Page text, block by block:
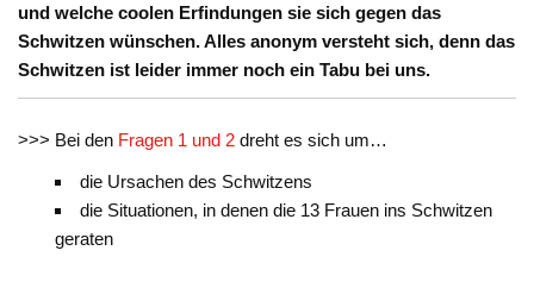
und welche coolen Erfindungen sie sich gegen das
Schwitzen wünschen. Alles anonym versteht sich, denn das
Schwitzen ist leider immer noch ein Tabu bei uns.
>>> Bei den Fragen 1 und 2dreht es sich um…
die Ursachen des Schwitzens
die Situationen, in denen die 13 Frauen ins Schwitzen
geraten